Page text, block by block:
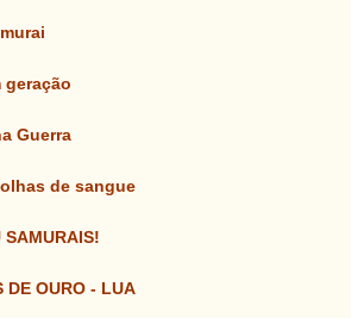
geração
Guerra
de sangue
SAMURAIS!
DE OURO - LUA